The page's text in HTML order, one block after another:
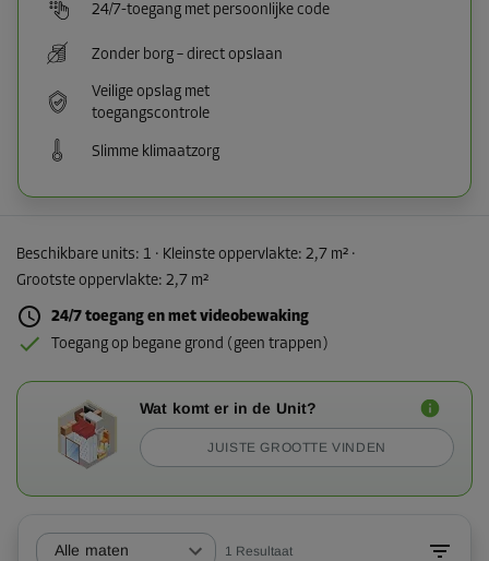
24/7-toegang met persoonlijke code
Zonder borg – direct opslaan
Veilige opslag met
toegangscontrole
Slimme klimaatzorg
Beschikbare units: 1 · Kleinste oppervlakte: 2,7 m² ·
Grootste oppervlakte: 2,7 m²
24/7 toegang en met videobewaking
Toegang op begane grond (geen trappen)
Wat komt er in de Unit?
JUISTE GROOTTE VINDEN
Alle maten 1 Resultaat